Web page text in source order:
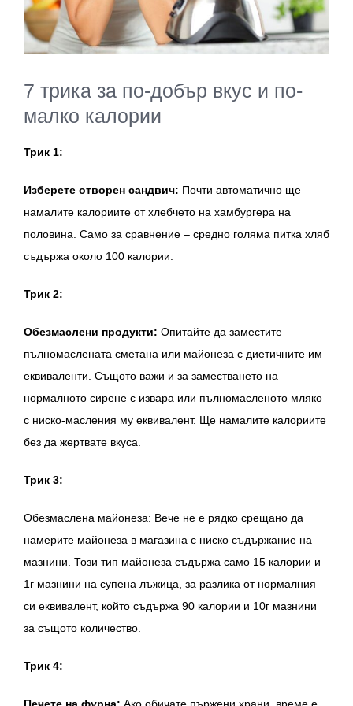
7 трика за по-добър вкус и по-
малко калории
Трик 1:
Изберете отворен сандвич: Почти автоматично ще
намалите калориите от хлебчето на хамбургера на
половина. Само за сравнение – средно голяма питка хляб
съдържа около 100 калории.
Трик 2:
Обезмаслени продукти: Опитайте да заместите
пълномаслената сметана или майонеза с диетичните им
еквиваленти. Същото важи и за заместването на
нормалното сирене с извара или пълномасленото мляко
с ниско-масления му еквивалент. Ще намалите калориите
без да жертвате вкуса.
Трик 3:
Обезмаслена майонеза: Вече не е рядко срещано да
намерите майонеза в магазина с ниско съдържание на
мазнини. Този тип майонеза съдържа само 15 калории и
1г мазнини на супена лъжица, за разлика от нормалния
си еквивалент, който съдържа 90 калории и 10г мазнини
за същото количество.
Трик 4: